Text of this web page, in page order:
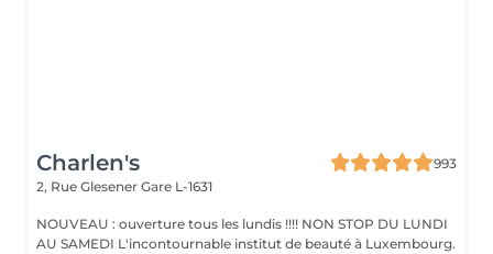
Charlen's
993
2, Rue Glesener Gare L-1631
NOUVEAU : ouverture tous les lundis !!!! NON STOP DU LUNDI
AU SAMEDI L'incontournable institut de beauté à Luxembourg.